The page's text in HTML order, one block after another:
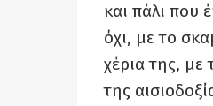
και πάλι που
όχι, με το
χέρια της,
της